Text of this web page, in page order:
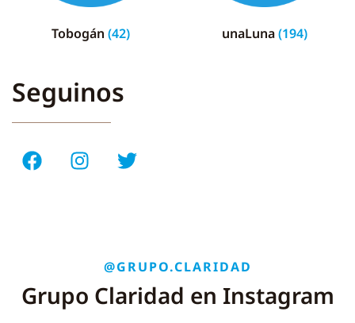
Tobogán (42) unaLuna(194)
Seguinos
@GRUPO.CLARIDAD
Grupo Claridad en Instagram